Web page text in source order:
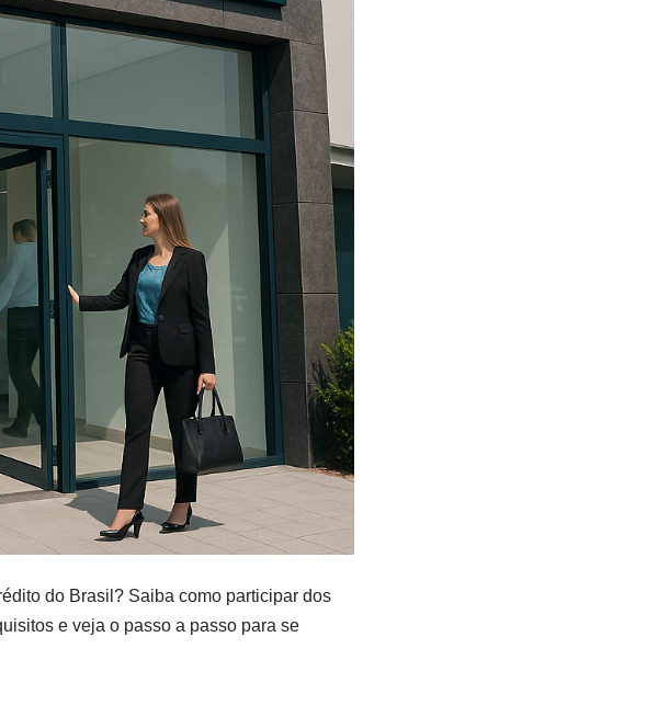
do Brasil? Saiba como participar dos
e veja o passo a passo para se